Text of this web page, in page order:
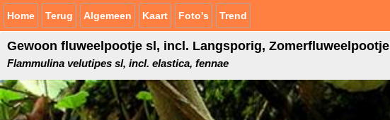
Home Terug Algemeen Kaart Foto's Trend
Gewoon fluweelpootje sl, incl. Langsporig, Zomerfluweelpootje
Flammulina velutipes sl, incl. elastica, fennae